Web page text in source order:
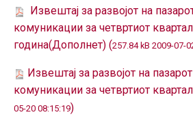
АНАЛИЗА
НА
ПАЗАР
ГРИЖА
ЗА
КОРИСНИЦИ
Извештај за развојот на
комуникации за четвртиот
година(Дополнет) (257.84 kB 2009-07-
Извештај за развојот на
комуникации за четвртиот
05-20 08:15:19)